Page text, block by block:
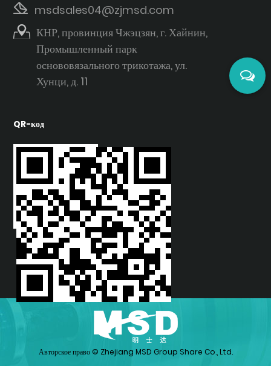
msdsales04@zjmsd.com
КНР, провинция Чжэцзян, г. Хайнин,
Промышленный парк
основовязального трикотажа, ул.
Хунци, д. 11
QR-код
Авторское право © Zhejiang MSD Group Share Co., Ltd.